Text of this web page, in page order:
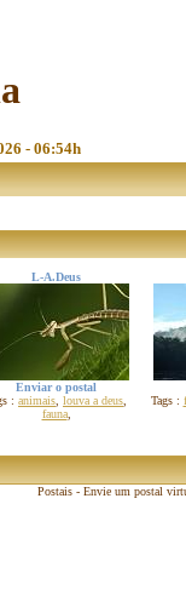
- 06:54h
L-A.Deus
Enviar o postal
: animais louva a deus
fauna,
Tags :
Postais - Envie um postal